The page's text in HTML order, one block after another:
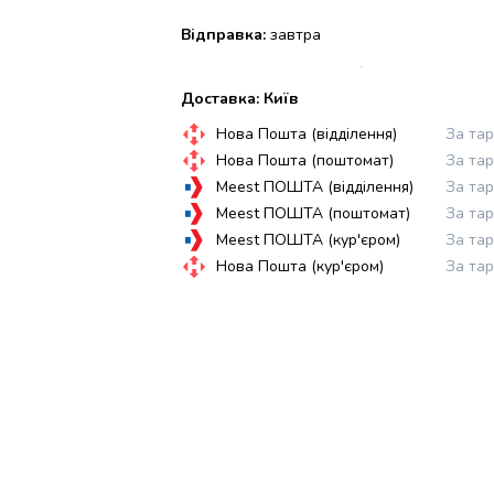
Відправка: завтра
Доставка: Київ
Нова Пошта (відділення)
За
Нова Пошта (поштомат)
За
Meest ПОШТА (відділення)
За
Meest ПОШТА (поштомат)
За
Meest ПОШТА (кур'єром)
За
Нова Пошта (кур'єром)
За